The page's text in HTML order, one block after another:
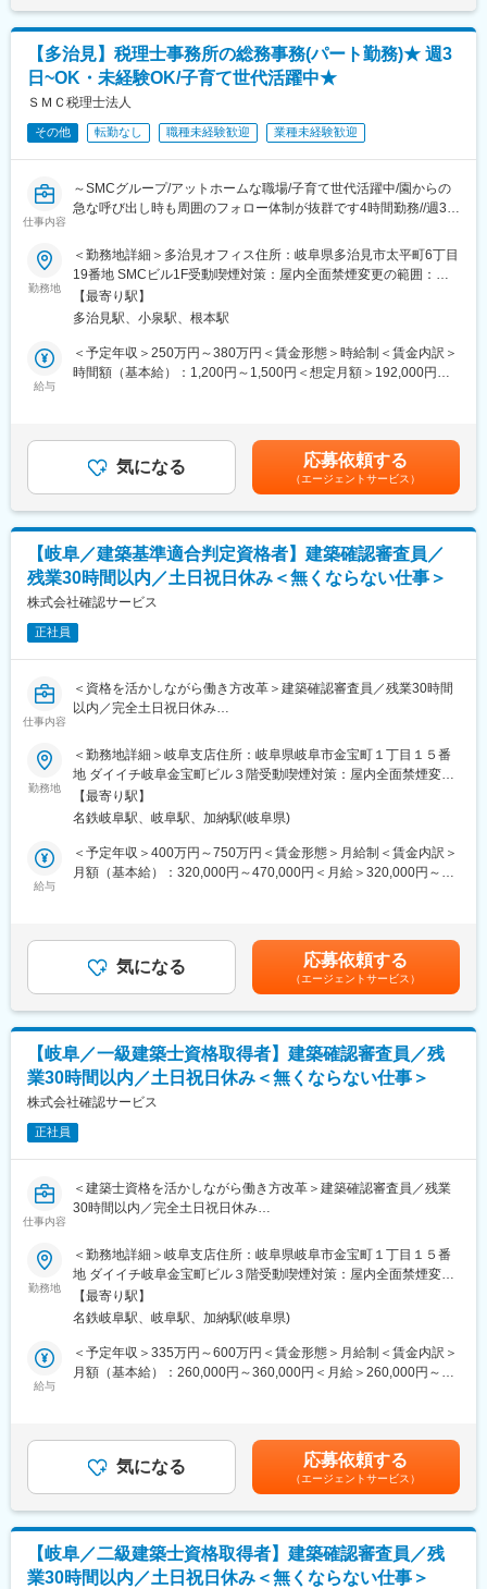
■組織構成：
同部署では現在5名の方が活躍中です。
■当社について：
あらゆる業界のトップメーカーの「開発品評価」に関わる国内最
大級の受託専門機関です。
お取引先業界は 自動車をはじめ、航空宇宙・電機・半導体・食
品・素材・医薬品・化粧品など幅広く、その数4,500社となってお
ります。
業界成長率1位を誇ります。
■当社の特長：
・競合他社数は100社程度のニッチな業界で、自動車をコアに、
車の評価や試験を行く予定です。
・成長率は10年で30％と、今後も伸びが期待できる今後の成長性
術を揃えており他にはない柔軟な評価の実施が特徴的です。
変更の範囲：会社の定める業務
【多治見】税理士事務所の総務事務(パート勤務)★ 週3
日~OK・未経験OK/子育て世代活躍中★
ＳＭＣ税理士法人
その他 転勤なし 職種未経験歓迎 業種未経験歓迎
仕事内容
～SMCグループ/アットホームな職場/子育て世代活躍中/園からの
急な呼び出し時も周囲のフォロー体制が抜群です4時間勤務//週3日
■業務概要
税理士法人の総務業務をサポート頂く、縁の下の力持ちとしてパ
ート社員を増員で採用いたします。
■職務詳細
・データ入力・書類作成（Word・Excel使用）
・ファイリングなど
可能です。子育て世代の方も大歓迎です。週３日～１日５時間～
OKです。
■当ポジションの特徴：
・基本は入力作業をお願いしますが、スキルアップ希望の方やご
経験がある方は、適性に合わせたお仕事をお任せします。
■当社の強み：
（1）圧倒的な品質、対応スピード
ベテラン社員が若手スタッフの作成資料を管理しています。
代理対応可能です。お客様の質問には、チャットワークでその日
中には必ず返信します。
（2）ITに強い
全国トップレベルでITに精通しています。顧客対応はほとんどオ
ます。また、お客様自身のIT導入も推進しています。
（3）幅広いサービス展開
変更の範囲：会社の定める業務
勤務地
＜勤務地詳細＞多治見オフィス住所：岐阜県多治見市太平町6丁目
19番地 SMCビル1F受動喫煙対策：屋内全面禁煙変更の範囲：会
社の定める事業所
【最寄り駅】
多治見駅、小泉駅、根本駅
給与
＜予定年収＞250万円～380万円＜賃金形態＞時給制＜賃金内訳＞
時間額（基本給）：1,200円～1,500円＜想定月額＞192,000円～
額)は固定手当を含めた表記です。
気になる 応募依頼する
（エージェントサービス）
【岐阜／建築基準適合判定資格者】建築確認審査員／
残業30時間以内／土日祝日休み＜無くならない仕事＞
株式会社確認サービス
正社員
仕事内容
＜資格を活かしながら働き方改革＞建築確認審査員／残業30時間
以内／完全土日祝日休み
新築の戸建住宅やマンション等共同住宅などの「法適合予備審査
業務」をお任せします。建築基準法・品確法などの法規を満たし
ているかの確認、申請された設計図や資料をみて審査を行うポジ
ションです。
■業務詳細：
・ハウスメーカーやディベロッパー等から申請依頼を受け、申請
書・設計図などの必要書類をお預かりします。
ます。竣工後にも完了検査を行い、実際に完成した建築物が建築
基準法の法規を満たしているか、各地の条例に反していないかを
確認し、問題なければ「検査済証」等を発行いたします。
残業は30時間を社内上限としており、超過する場合は総務への申
請が必要となります。それを越えても上限は45時間となってお
り、45時間を超える申請はここ直近では0件となっています。
■当社について：
【無くならない仕事】過去来、官公庁が行ってきた建築物の確認
申請業務を民間へ解放され、認可を受けて行っているのが当社で
す。建築物がある限り無くならないのが当社の仕事です。
【電子申請を初めて行った企業】業界で初めてWEB上で申請が出
来る電子申請サービスを行ったのが当社です。電子申請は大きく
省人化に繋がり、大手ハウスメーカーや工務店から大きな支持を
変更の範囲：会社の定める業務
勤務地
＜勤務地詳細＞岐阜支店住所：岐阜県岐阜市金宝町１丁目１５番
地 ダイイチ岐阜金宝町ビル３階受動喫煙対策：屋内全面禁煙変更
の範囲：会社の定める事業所
【最寄り駅】
名鉄岐阜駅、岐阜駅、加納駅(岐阜県)
給与
＜予定年収＞400万円～750万円＜賃金形態＞月給制＜賃金内訳＞
月額（基本給）：320,000円～470,000円＜月給＞320,000円～
はあくまでも目安の金額であり、選考を通じて上下する可能性が
あります。月給(月額)は固定手当を含めた表記です。
気になる 応募依頼する
（エージェントサービス）
【岐阜／一級建築士資格取得者】建築確認審査員／残
業30時間以内／土日祝日休み＜無くならない仕事＞
株式会社確認サービス
正社員
仕事内容
＜建築士資格を活かしながら働き方改革＞建築確認審査員／残業
30時間以内／完全土日祝日休み
■業務内容：
新築の戸建住宅やマンション等共同住宅などの「法適合予備審査
業務」をお任せします。建築基準法・品確法などの法規を満たし
ているかの確認、申請された設計図や資料をみて審査を行うポジ
ションです。
■業務詳細：
いかといった観点でチェックし、問題なければ、「確認済証」等
を交付します。
だきます。2年の実務経験の後、「建築基準適合判定資格者」を取
得いただきます。
資格取得後には建築基準法等の法規を満たしているかの確認審
勤務地
＜勤務地詳細＞岐阜支店住所：岐阜県岐阜市金宝町１丁目１５番
地 ダイイチ岐阜金宝町ビル３階受動喫煙対策：屋内全面禁煙変更
の範囲：会社の定める事業所
【最寄り駅】
名鉄岐阜駅、岐阜駅、加納駅(岐阜県)
給与
＜予定年収＞335万円～600万円＜賃金形態＞月給制＜賃金内訳＞
月額（基本給）：260,000円～360,000円＜月給＞260,000円～
定資格者：520万円賃金はあくまでも目安の金額であり、選考を
通じて上下する可能性があります。月給(月額)は固定手当を含めた
表記です。
気になる 応募依頼する
（エージェントサービス）
【岐阜／二級建築士資格取得者】建築確認審査員／残
業30時間以内／土日祝日休み＜無くならない仕事＞